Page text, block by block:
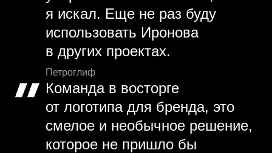
я искал. Еще не раз буду
использовать Иронова
в других проектах.
Петроглиф
Команда в восторге
от логотипа для бренда, это
смелое и необычное решение,
которое не пришло бы